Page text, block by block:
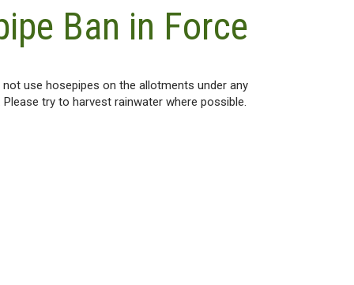
Ban in Force
use hosepipes on the allotments under any
try to harvest rainwater where possible.